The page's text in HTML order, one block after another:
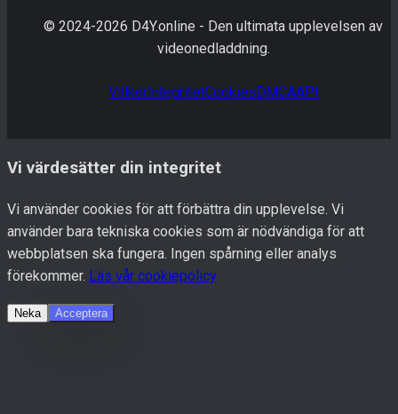
© 2024-2026 D4Y.online - Den ultimata upplevelsen av
videonedladdning.
VillkorIntegritetCookies DMCAAPI
Vi värdesätter din integritet
Vi använder cookies för att förbättra din upplevelse. Vi
använder bara tekniska cookies som är nödvändiga för att
webbplatsen ska fungera. Ingen spårning eller analys
förekommer. Läs vår cookiepolicy
Neka Acceptera